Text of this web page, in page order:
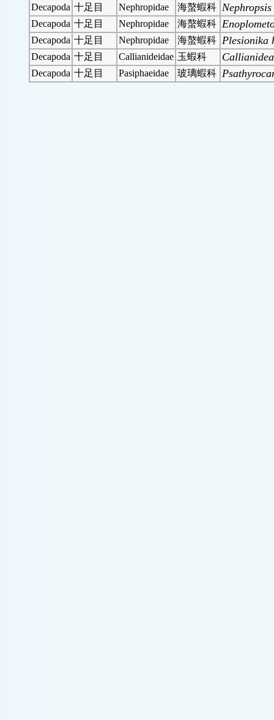
Decapoda 十足目 Nephropidae 海螯蝦科
Decapoda 十足目 Nephropidae 海螯蝦科
Decapoda 十足目 Nephropidae 海螯蝦科 Plesionika
Decapoda 十足目 Callianideidae 玉蝦科
Decapoda 十足目 Pasiphaeidae 玻璃蝦科